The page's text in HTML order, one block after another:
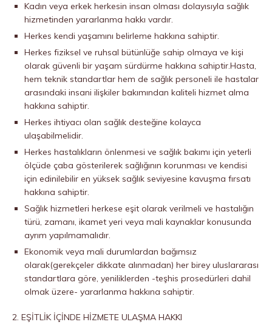
Kadın veya erkek herkesin insan olması dolayısıyla sağlık
hizmetinden yararlanma hakkı vardır.
Herkes kendi yaşamını belirleme hakkına sahiptir.
Herkes fiziksel ve ruhsal bütünlüğe sahip olmaya ve kişi
olarak güvenli bir yaşam sürdürme hakkına sahiptir.Hasta,
hem teknik standartlar hem de sağlık personeli ile hastalar
arasındaki insani ilişkiler bakımından kaliteli hizmet alma
hakkına sahiptir.
Herkes ihtiyacı olan sağlık desteğine kolayca
ulaşabilmelidir.
Herkes hastalıkların önlenmesi ve sağlık bakımı için yeterli
ölçüde çaba gösterilerek sağlığının korunması ve kendisi
için edinilebilir en yüksek sağlık seviyesine kavuşma fırsatı
hakkına sahiptir.
Sağlık hizmetleri herkese eşit olarak verilmeli ve hastalığın
türü, zamanı, ikamet yeri veya mali kaynaklar konusunda
ayrım yapılmamalıdır.
Ekonomik veya mali durumlardan bağımsız
olarak(gerekçeler dikkate alınmadan) her birey uluslararası
standartlara göre, yeniliklerden -teşhis prosedürleri dahil
olmak üzere- yararlanma hakkına sahiptir.
2. EŞİTLİK İÇİNDE HİZMETE ULAŞMA HAKKI